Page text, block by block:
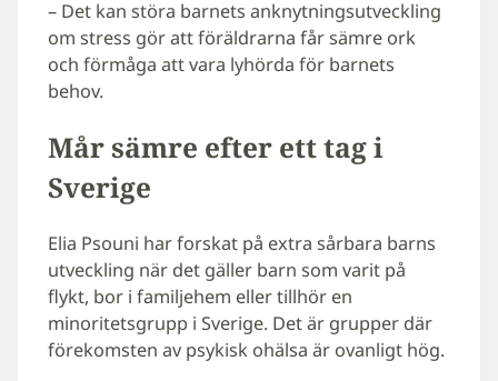
– Det kan störa barnets anknytningsutveckling
om stress gör att föräldrarna får sämre ork
och förmåga att vara lyhörda för barnets
behov.
Mår sämre efter ett tag i
Sverige
Elia Psouni har forskat på extra sårbara barns
utveckling när det gäller barn som varit på
flykt, bor i familjehem eller tillhör en
minoritetsgrupp i Sverige. Det är grupper där
förekomsten av psykisk ohälsa är ovanligt hög.